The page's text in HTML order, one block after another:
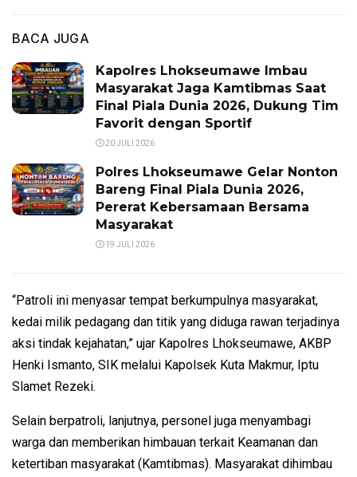
BACA JUGA
Kapolres Lhokseumawe Imbau
Masyarakat Jaga Kamtibmas Saat
Final Piala Dunia 2026, Dukung Tim
Favorit dengan Sportif
20 JULI 2026
Polres Lhokseumawe Gelar Nonton
Bareng Final Piala Dunia 2026,
Pererat Kebersamaan Bersama
Masyarakat
19 JULI 2026
“Patroli ini menyasar tempat berkumpulnya masyarakat,
kedai milik pedagang dan titik yang diduga rawan terjadinya
aksi tindak kejahatan,” ujar Kapolres Lhokseumawe, AKBP
Henki Ismanto, SIK melalui Kapolsek Kuta Makmur, Iptu
Slamet Rezeki.
Selain berpatroli, lanjutnya, personel juga menyambagi
warga dan memberikan himbauan terkait Keamanan dan
ketertiban masyarakat (Kamtibmas). Masyarakat dihimbau